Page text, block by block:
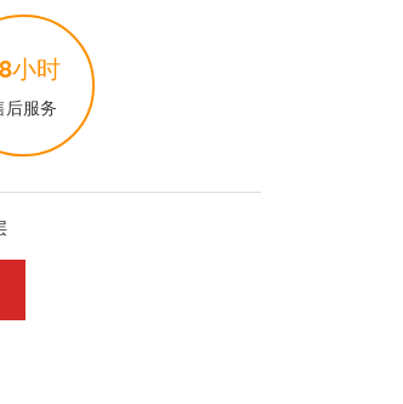
小时
后服务